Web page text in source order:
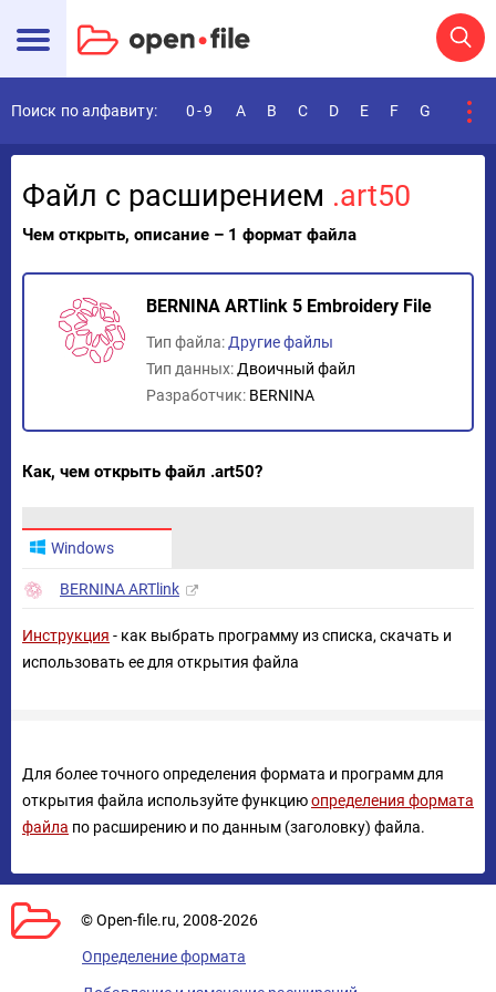
Поиск по алфавиту: 0-9 A B C D E F G
Файл с расширением .art50
Чем открыть, описание – 1 формат файла
BERNINA ARTlink 5 Embroidery File
Тип файла: Другие файлы
Тип данных: Двоичный файл
Разработчик: BERNINA
Как, чем открыть файл .art50?
Windows
BERNINA ARTlink
Инструкция - как выбрать программу из списка, скачать и
использовать ее для открытия файла
Для более точного определения формата и программ для
открытия файла используйте функциюопределения формата
файла по расширению и по данным (заголовку) файла.
© Open-file.ru, 2008-2026
Определение формата